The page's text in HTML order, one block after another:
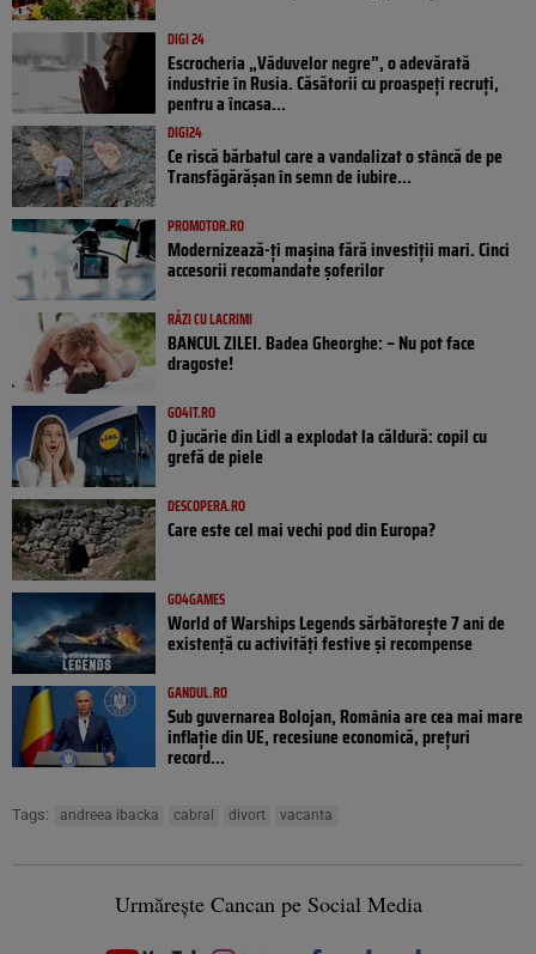
DIGI 24
Escrocheria „Văduvelor negre”, o adevărată
industrie în Rusia. Căsătorii cu proaspeți recruți,
pentru a încasa...
DIGI24
Ce riscă bărbatul care a vandalizat o stâncă de pe
Transfăgărășan în semn de iubire...
PROMOTOR.RO
Modernizează-ți mașina fără investiții mari. Cinci
accesorii recomandate șoferilor
RÂZI CU LACRIMI
BANCUL ZILEI. Badea Gheorghe: – Nu pot face
dragoste!
GO4IT.RO
O jucărie din Lidl a explodat la căldură: copil cu
grefă de piele
DESCOPERA.RO
Care este cel mai vechi pod din Europa?
GO4GAMES
World of Warships Legends sărbătorește 7 ani de
existență cu activități festive și recompense
GANDUL.RO
Sub guvernarea Bolojan, România are cea mai mare
inflație din UE, recesiune economică, prețuri
record...
Tags: andreea ibacka cabral divort vacanta
Urmărește Cancan pe Social Media